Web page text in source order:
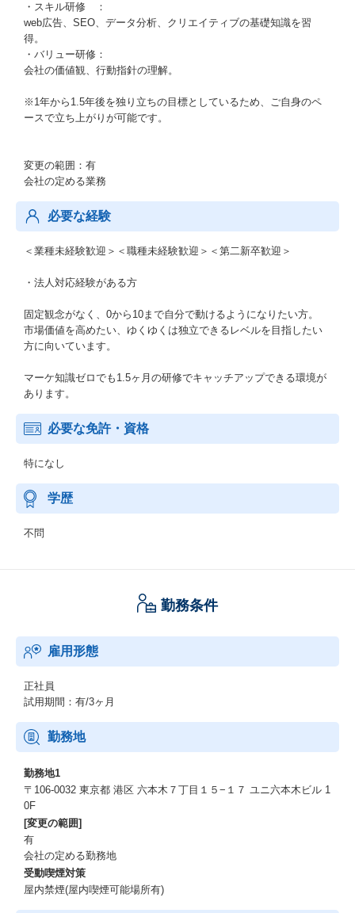
・スキル研修 ：
web広告、SEO、データ分析、クリエイティブの基礎知識を習
得。
・バリュー研修：
会社の価値観、行動指針の理解。
※1年から1.5年後を独り立ちの目標としているため、ご自身のペ
ースで立ち上がりが可能です。
変更の範囲：有
会社の定める業務
必要な経験
＜業種未経験歓迎＞＜職種未経験歓迎＞＜第二新卒歓迎＞
・法人対応経験がある方
固定観念がなく、0から10まで自分で動けるようになりたい方。
市場価値を高めたい、ゆくゆくは独立できるレベルを目指したい
方に向いています。
マーケ知識ゼロでも1.5ヶ月の研修でキャッチアップできる環境が
あります。
必要な免許・資格
特になし
学歴
不問
勤務条件
雇用形態
正社員
試用期間：有/3ヶ月
勤務地
勤務地1
〒106-0032 東京都 港区 六本木７丁目１５−１７ ユニ六本木ビル 1
0F
[変更の範囲]
有
会社の定める勤務地
受動喫煙対策
屋内禁煙(屋内喫煙可能場所有)